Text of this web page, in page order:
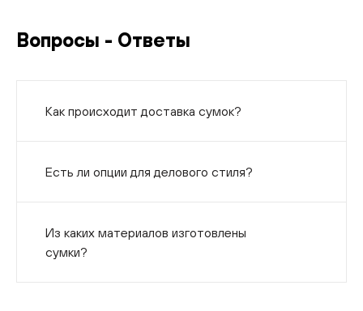
Вопросы - Ответы
Как происходит доставка сумок?
Есть ли опции для делового стиля?
Из каких материалов изготовлены
сумки?